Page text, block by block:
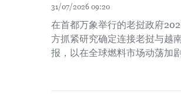
31/07/2026 09:20
在首都万象举行的老挝政府
方抓紧研究确定连接老挝与越
报，以在全球燃料市场动荡加